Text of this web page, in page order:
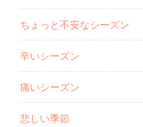
ちょっと不安なシーズン
辛いシーズン
痛いシーズン
悲しい季節